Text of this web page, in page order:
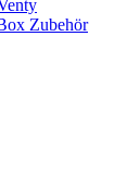
Zubehör